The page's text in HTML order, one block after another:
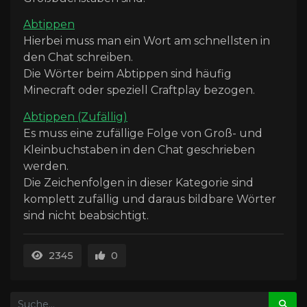
Abtippen
Hierbei muss man ein Wort am schnellsten in
den Chat schreiben.
Die Wörter beim Abtippen sind häufig
Minecraft oder speziell Craftplay bezogen.
Abtippen (Zufällig)
Es muss eine zufällige Folge von Groß- und
Kleinbuchstaben in den Chat geschrieben
werden.
Die Zeichenfolgen in dieser Kategorie sind
komplett zufällig und daraus bildbare Wörter
sind nicht beabsichtigt.
2345 0